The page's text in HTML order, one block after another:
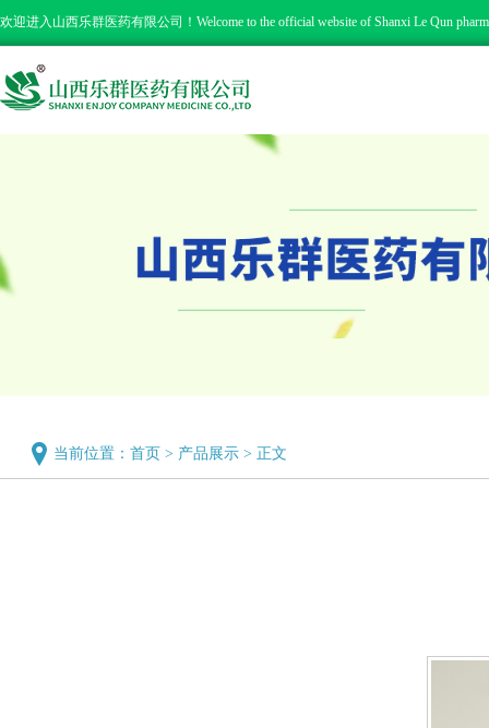
欢迎进入山西乐群医药有限公司！ Welcome to the official website of Shanxi Le Qun
当前位置： 首页> 产品展示> 正文